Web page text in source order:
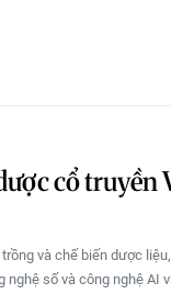
cổ truyền
và chế biến dược
số và công nghệ AI